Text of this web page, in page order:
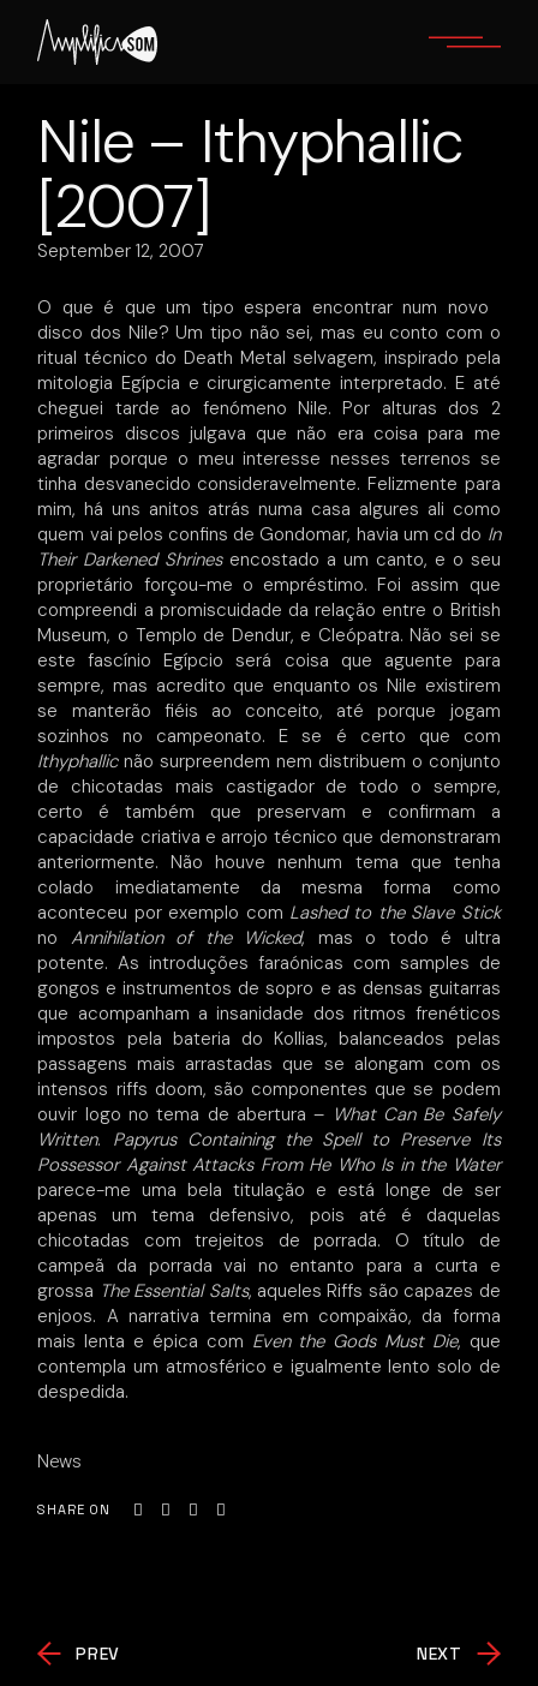
content
Nile – Ithyphallic
[2007]
September 12, 2007
O que é que um tipo espera encontrar num novo
disco dos Nile? Um tipo não sei, mas eu conto com o
ritual técnico do Death Metal selvagem, inspirado pela
mitologia Egípcia e cirurgicamente interpretado. E até
cheguei tarde ao fenómeno Nile. Por alturas dos 2
primeiros discos julgava que não era coisa para me
agradar porque o meu interesse nesses terrenos se
tinha desvanecido consideravelmente. Felizmente para
mim, há uns anitos atrás numa casa algures ali como
quem vai pelos confins de Gondomar, havia um cd do In
Their Darkened Shrinesencostado a um canto, e o seu
proprietário forçou-me o empréstimo. Foi assim que
compreendi a promiscuidade da relação entre o British
Museum, o Templo de Dendur, e Cleópatra. Não sei se
este fascínio Egípcio será coisa que aguente para
sempre, mas acredito que enquanto os Nile existirem
se manterão fiéis ao conceito, até porque jogam
sozinhos no campeonato. E se é certo que com
Ithyphallicnão surpreendem nem distribuem o conjunto
de chicotadas mais castigador de todo o sempre,
certo é também que preservam e confirmam a
capacidade criativa e arrojo técnico que demonstraram
anteriormente. Não houve nenhum tema que tenha
colado imediatamente da mesma forma como
aconteceu por exemplo com Lashed to the Slave Stick
no Annihilation of the Wicked, mas o todo é ultra
potente. As introduções faraónicas com samples de
gongos e instrumentos de sopro e as densas guitarras
que acompanham a insanidade dos ritmos frenéticos
impostos pela bateria do Kollias, balanceados pelas
passagens mais arrastadas que se alongam com os
intensos riffs doom, são componentes que se podem
ouvir logo no tema de abertura – What Can Be Safely
Written. Papyrus Containing the Spell to Preserve Its
Possessor Against Attacks From He Who Is in the Water
parece-me uma bela titulação e está longe de ser
apenas um tema defensivo, pois até é daquelas
chicotadas com trejeitos de porrada. O título de
campeã da porrada vai no entanto para a curta e
grossa The Essential Salts, aqueles Riffs são capazes de
enjoos. A narrativa termina em compaixão, da forma
mais lenta e épica com Even the Gods Must Die, que
contempla um atmosférico e igualmente lento solo de
despedida.
News
SHARE ON
PREV NEXT